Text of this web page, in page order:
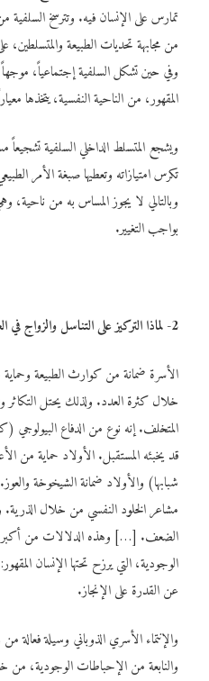
تمارس على الإنسان فيه. وتترسخ السلفية
من مجابهة تحديات الطبيعة
وفي حين تشكل السلفية إجتماعياً،
المقهور، من الناحية النفسية، يتخذها
ويشجع المتسلط الداخلي السلفية تشجيعاً
تكرس امتيازاته وتعطيها صبغة الأمر
وبالتالي لا يجوز المساس به من
بواجب التغيير.
2- لماذا التركيز على التناسل والزواج في العالم المتخلف؟
الأسرة ضمانة من كوارث الطبيعة
خلال كثرة العدد. ولذلك يحتل التكاثر
المتخلف. إنه نوع من الدفاع البيولوجي
قد يخبئه المستقبل. الأولاد حماية من
شبابها) والأولاد ضمانة الشيخوخة
مشاعر الخلود النفسي من خلال
الضعف. […] وهذه الدلالات من أكبر
الوجودية، التي يرزح تحتها الإنسان
عن القدرة على الإنجاز.
والإنتماء الأسري الذوباني وسيلة فعالة
والنابعة من الإحباطات الوجودية، من